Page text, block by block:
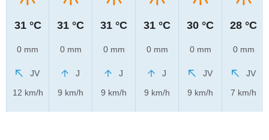
31 °C
0 mm
JV
12 km/h
31 °C
0 mm
J
9 km/h
31 °C
0 mm
J
9 km/h
31 °C
0 mm
J
9 km/h
30 °C
0 mm
JV
9 km/h
28 °C
0 mm
JV
7 km/h